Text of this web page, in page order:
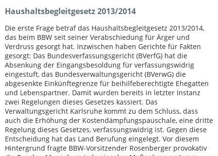
Haushaltsbegleitgesetz 2013/2014
Die erste Frage betraf das Haushaltsbegleitgesetz 2013/2014,
das beim BBW seit seiner Verabschiedung für Ärger und
Verdruss gesorgt hat. Inzwischen haben Gerichte für Fakten
gesorgt: Das Bundesverfassungsgericht (BVerfG) hat die
Absenkung der Eingangsbesoldung für verfassungswidrig
eingestuft, das Bundesverwaltungsgericht (BVerwG) die
abgesenkte Einkünftegrenze für beihilfeberechtigte Ehegatten
und Lebenspartner. Damit wurden bereits in letzter Instanz
zwei Regelungen dieses Gesetzes kassiert. Das
Verwaltungsgericht Karlsruhe kommt zu dem Schluss, dass
auch die Erhöhung der Kostendämpfungspauschale, eine dritte
Regelung dieses Gesetzes, verfassungswidrig ist. Gegen diese
Entscheidung hat das Land Berufung eingelegt. Vor diesem
Hintergrund fragte BBW-Vorsitzender Rosenberger provokativ